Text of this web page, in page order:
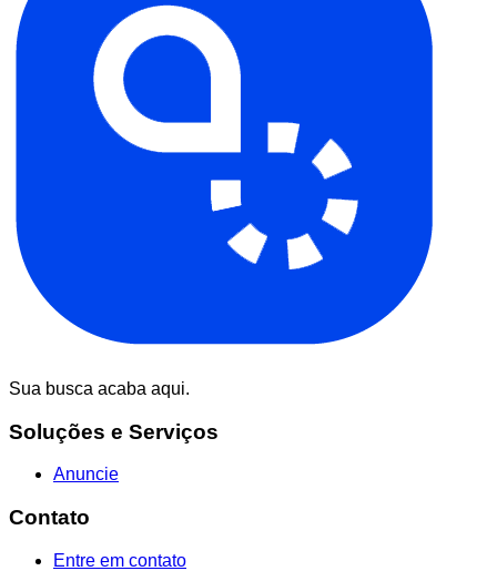
Sua busca acaba aqui.
Soluções e Serviços
Anuncie
Contato
Entre em contato